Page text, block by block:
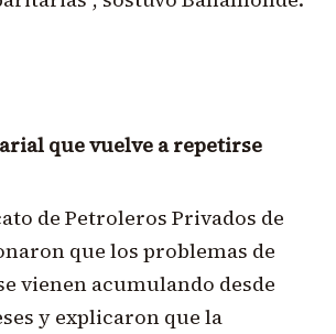
que vuelve a repetirse
de Petroleros Privados de
que los problemas de
vienen acumulando desde
y explicaron que la